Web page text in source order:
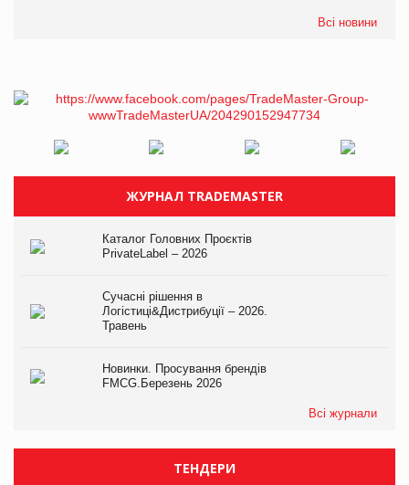
Всі новини
ЖУРНАЛ TRADEMASTER
Каталог Головних Проєктів
PrivateLabel – 2026
Сучасні рішення в
Логістиці&Дистрибуції – 2026.
Травень
Новинки. Просування брендів
FMCG.Березень 2026
Всі журнали
ТЕНДЕРИ